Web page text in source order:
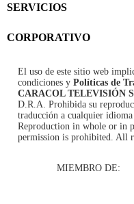
SERVICIOS
CORPORATIVO
El uso de este sitio web
condiciones y Políticas de
CARACOL TELEVISIÓN
D.R.A. Prohibida su
traducción a cualquier
Reproduction in whole or in
permission is prohibited. All
MIEMBRO DE: